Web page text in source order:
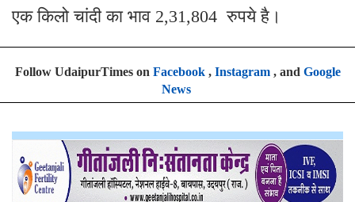
एक किलो चांदी का भाव 2,31,804 रुपये है।
Follow UdaipurTimes on Facebook, Instagram, and Google
News